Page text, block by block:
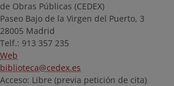
de Obras Públicas (CEDEX)
Paseo Bajo de la Virgen del Puerto, 3
28005 Madrid
Telf.: 913 357 235
Web
biblioteca@cedex.es
Acceso: Libre (previa petición de cita)